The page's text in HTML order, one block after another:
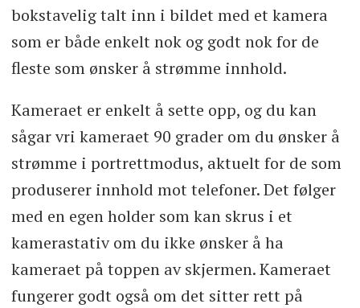
bokstavelig talt inn i bildet med et kamera
som er både enkelt nok og godt nok for de
fleste som ønsker å strømme innhold.
Kameraet er enkelt å sette opp, og du kan
sågar vri kameraet 90 grader om du ønsker å
strømme i portrettmodus, aktuelt for de som
produserer innhold mot telefoner. Det følger
med en egen holder som kan skrus i et
kamerastativ om du ikke ønsker å ha
kameraet på toppen av skjermen. Kameraet
fungerer godt også om det sitter rett på